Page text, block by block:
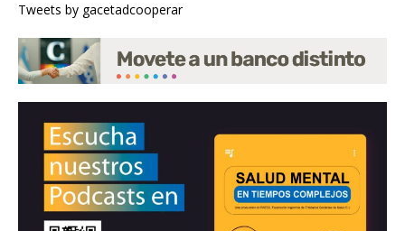
Tweets by gacetadcooperar